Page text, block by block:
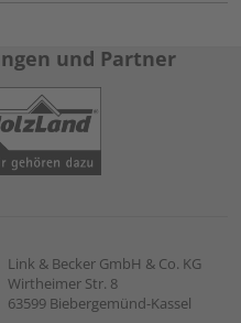
und Partner
Link & Becker GmbH & Co. KG
Wirtheimer Str. 8
63599 Biebergemünd-Kassel